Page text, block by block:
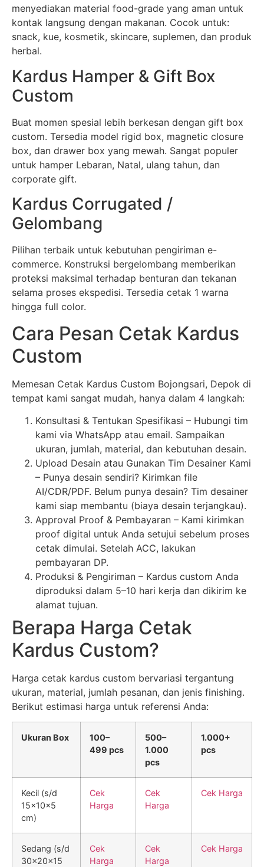
menyediakan material food-grade yang aman untuk
kontak langsung dengan makanan. Cocok untuk:
snack, kue, kosmetik, skincare, suplemen, dan produk
herbal.
Kardus Hamper & Gift Box
Custom
Buat momen spesial lebih berkesan dengan gift box
custom. Tersedia model rigid box, magnetic closure
box, dan drawer box yang mewah. Sangat populer
untuk hamper Lebaran, Natal, ulang tahun, dan
corporate gift.
Kardus Corrugated /
Gelombang
Pilihan terbaik untuk kebutuhan pengiriman e-
commerce. Konstruksi bergelombang memberikan
proteksi maksimal terhadap benturan dan tekanan
selama proses ekspedisi. Tersedia cetak 1 warna
hingga full color.
Cara Pesan Cetak Kardus
Custom
Memesan Cetak Kardus Custom Bojongsari, Depok di
tempat kami sangat mudah, hanya dalam 4 langkah:
Konsultasi & Tentukan Spesifikasi – Hubungi tim
kami via WhatsApp atau email. Sampaikan
ukuran, jumlah, material, dan kebutuhan desain.
Upload Desain atau Gunakan Tim Desainer Kami
– Punya desain sendiri? Kirimkan file
AI/CDR/PDF. Belum punya desain? Tim desainer
kami siap membantu (biaya desain terjangkau).
Approval Proof & Pembayaran – Kami kirimkan
proof digital untuk Anda setujui sebelum proses
cetak dimulai. Setelah ACC, lakukan
pembayaran DP.
Produksi & Pengiriman – Kardus custom Anda
diproduksi dalam 5–10 hari kerja dan dikirim ke
alamat tujuan.
Berapa Harga Cetak
Kardus Custom?
Harga cetak kardus custom bervariasi tergantung
ukuran, material, jumlah pesanan, dan jenis finishing.
Berikut estimasi harga untuk referensi Anda:
Ukuran Box
100–
499 pcs
500–
1.000
pcs
1.000+
pcs
Kecil (s/d
15x10x5
cm)
Cek
Harga
Cek
Harga
Cek Harga
Sedang (s/d
30x20x15
Cek
Harga
Cek
Harga
Cek Harga